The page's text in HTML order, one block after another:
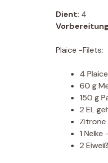
Dient: 4
Plaice -Filets:
4
60 g
150 g
2 EL
Zitrone
1
2 Eiweiß